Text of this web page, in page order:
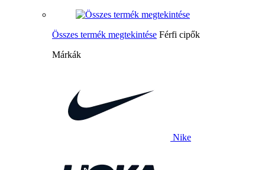
Összes termék megtekintése Férfi cipők
Márkák
Nike